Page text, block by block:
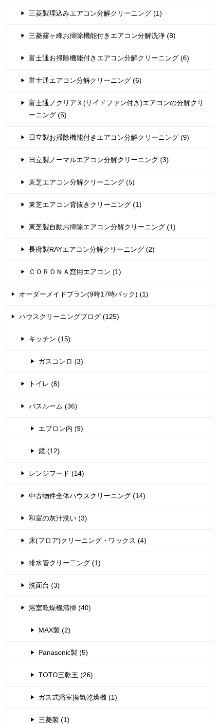
三菱製埋込みエアコン分解クリーニング (1)
三菱霧ヶ峰お掃除機能付きエアコン分解洗浄 (8)
富士通お掃除機能付きエアコン分解クリーニング (6)
富士通エアコン分解クリーニング (6)
富士通ノクリアＸ(サイドファン付き)エアコンの分解クリ
ーニング (5)
日立製お掃除機能付きエアコン分解クリーニング (9)
日立製ノーマルエアコン分解クリーニング (3)
東芝エアコン分解クリーニング (5)
東芝エアコン背抜きクリーニング (1)
東芝製自動お掃除エアコン分解クリーニング (1)
長府製RAYエアコン分解クリーニング (2)
ＣＯＲＯＮＡ窓用エアコン (1)
オーダーメイドプラン(9時17時パック) (1)
ハウスクリーニングブログ (125)
キッチン (15)
ガスコンロ (3)
トイレ (6)
バスルーム (36)
エプロン内 (9)
鏡 (12)
レンジフード (14)
中古物件全体ハウスクリーニング (14)
和室の灰汁洗い (3)
床(フロア)クリーニング・ワックス (4)
排水管クリー二ング (1)
洗面台 (3)
浴室乾燥機清掃 (40)
MAX製 (2)
Panasonic製 (5)
TOTO三乾王 (26)
ガス式浴室換気乾燥機 (1)
三菱製 (1)